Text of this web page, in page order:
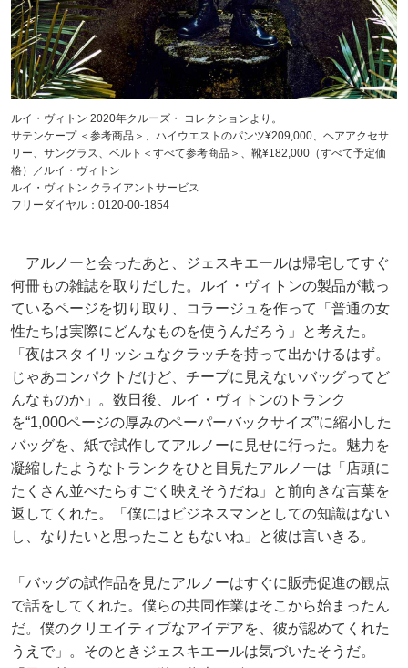
ルイ・ヴィトン 2020年クルーズ・ コレクションより。
サテンケープ ＜参考商品＞、ハイウエストのパンツ¥209,000、ヘアアクセサ
リー、サングラス、ベルト＜すべて参考商品＞、靴¥182,000（すべて予定価
格）／ルイ・ヴィトン
ルイ・ヴィトン クライアントサービス
フリーダイヤル：0120-00-1854
アルノーと会ったあと、ジェスキエールは帰宅してすぐ
何冊もの雑誌を取りだした。ルイ・ヴィトンの製品が載っ
ているページを切り取り、コラージュを作って「普通の女
性たちは実際にどんなものを使うんだろう」と考えた。
「夜はスタイリッシュなクラッチを持って出かけるはず。
じゃあコンパクトだけど、チープに見えないバッグってど
んなものか」。数日後、ルイ・ヴィトンのトランク
を“1,000ページの厚みのペーパーバックサイズ”に縮小した
バッグを、紙で試作してアルノーに見せに行った。魅力を
凝縮したようなトランクをひと目見たアルノーは「店頭に
たくさん並べたらすごく映えそうだね」と前向きな言葉を
返してくれた。「僕にはビジネスマンとしての知識はない
し、なりたいと思ったこともないね」と彼は言いきる。
「バッグの試作品を見たアルノーはすぐに販売促進の観点
で話をしてくれた。僕らの共同作業はそこから始まったん
だ。僕のクリエイティブなアイデアを、彼が認めてくれた
うえで」。そのときジェスキエールは気づいたそうだ。